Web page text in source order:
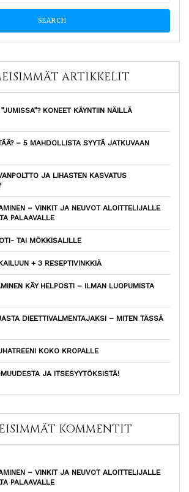
ARTIKKELIT
KONEET KÄYNTIIN NÄILLÄ
– 5 MAHDOLLISTA SYYTÄ JATKUVAAN
JA LIHASTEN KASVATUS
– VINKIT JA NEUVOT ALOITTELIJALLE
PALAAVALLE
TAI MÖKKISALILLE
+ 3 RESEPTIVINKKIÄ
KÄY HELPOSTI – ILMAN LUOPUMISTA
DIEETTIVALMENTAJAKSI – MITEN TÄSSÄ
KOKO KROPALLE
JA ITSESYYTÖKSISTÄ!
KOMMENTIT
– VINKIT JA NEUVOT ALOITTELIJALLE
PALAAVALLE